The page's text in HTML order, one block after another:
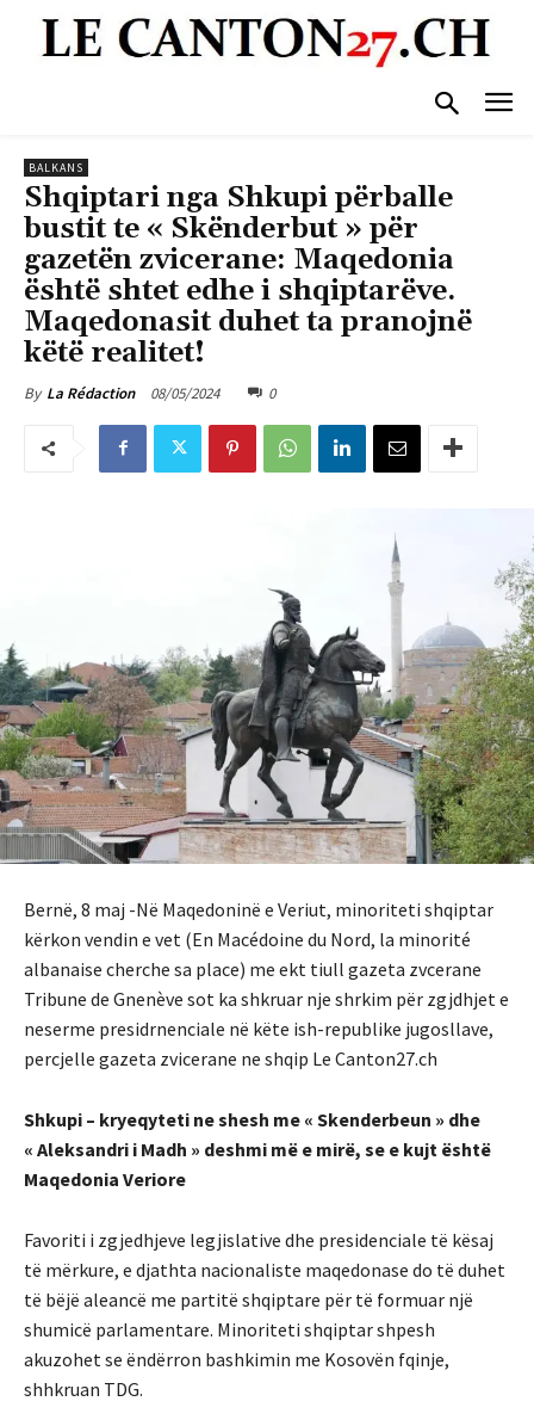
BALKANS
Shqiptari nga Shkupi përballe
bustit te « Skënderbut » për
gazetën zvicerane: Maqedonia
është shtet edhe i shqiptarëve.
Maqedonasit duhet ta pranojnë
këtë realitet!
By La Rédaction 08/05/2024 0
Bernë, 8 maj -Në Maqedoninë e Veriut, minoriteti shqiptar
kërkon vendin e vet (En Macédoine du Nord, la minorité
albanaise cherche sa place) me ekt tiull gazeta zvcerane
Tribune de Gnenève sot ka shkruar nje shrkim për zgjdhjet e
neserme presidrnenciale në këte ish-republike jugosllave,
percjelle gazeta zvicerane ne shqip Le Canton27.ch
Shkupi – kryeqyteti ne shesh me « Skenderbeun » dhe
« Aleksandri i Madh » deshmi më e mirë, se e kujt është
Maqedonia Veriore
Favoriti i zgjedhjeve legjislative dhe presidenciale të kësaj
të mërkure, e djathta nacionaliste maqedonase do të duhet
të bëjë aleancë me partitë shqiptare për të formuar një
shumicë parlamentare. Minoriteti shqiptar shpesh
akuzohet se ëndërron bashkimin me Kosovën fqinje,
shhkruan TDG.